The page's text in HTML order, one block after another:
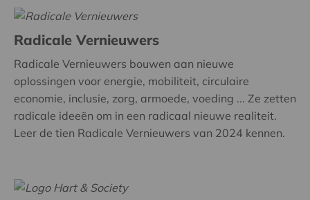
Radicale Vernieuwers
Radicale Vernieuwers bouwen aan nieuwe
oplossingen voor energie, mobiliteit, circulaire
economie, inclusie, zorg, armoede, voeding ... Ze zetten
radicale ideeën om in een radicaal nieuwe realiteit.
Leer de tien Radicale Vernieuwers van 2024 kennen.